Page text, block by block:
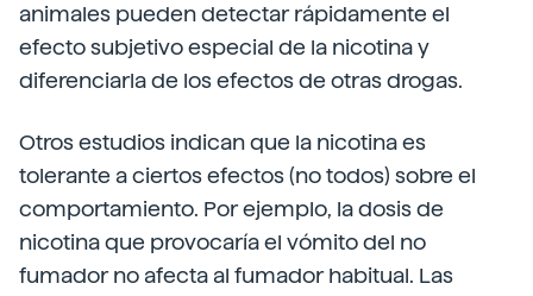
animales pueden detectar rápidamente el
efecto subjetivo especial de la nicotina y
diferenciarla de los efectos de otras drogas.
Otros estudios indican que la nicotina es
tolerante a ciertos efectos (no todos) sobre el
comportamiento. Por ejemplo, la dosis de
nicotina que provocaría el vómito del no
fumador no afecta al fumador habitual. Las